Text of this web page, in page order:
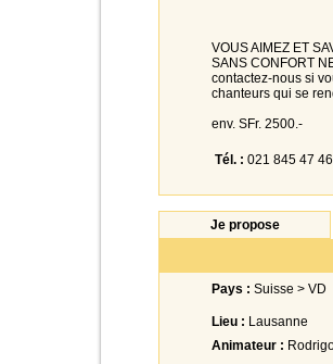
VOUS AIMEZ ET
SANS CONFORT
contactez-nous si
chanteurs qui se
env. SFr. 2500.-
Tél. : 021 845 47 46
Je propose
Pays : Suisse > VD
Lieu : Lausanne
Animateur :